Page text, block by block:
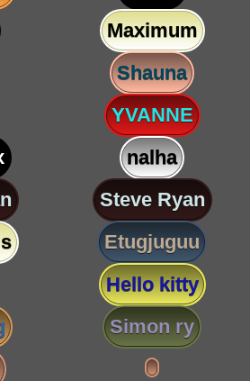
Maximum
Shauna
YVANNE
nalha
Steve Ryan
Etugjuguu
Hello kitty
Simon ry